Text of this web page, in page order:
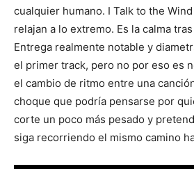
cualquier humano. I Talk to the
relajan a lo extremo. Es la calma
Entrega realmente notable y
el primer track, pero no por eso es
el cambio de ritmo entre una
choque que podría pensarse por
corte un poco más pesado y
siga recorriendo el mismo camino